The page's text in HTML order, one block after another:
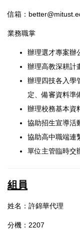
信箱：
業務職掌
辦理選才專案辦
辦理高教深耕計
辦理四技各入學
定、備審資料準
辦理校務基本資
協助招生宣導活
協助高中職端連
單位主管臨時交
組員
姓名：許錦華代理
分機：2207